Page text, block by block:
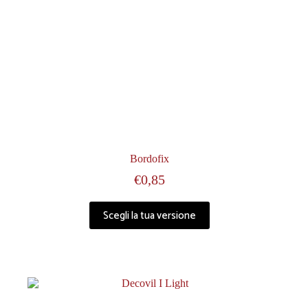
Bordofix
€0,85
Scegli la tua versione